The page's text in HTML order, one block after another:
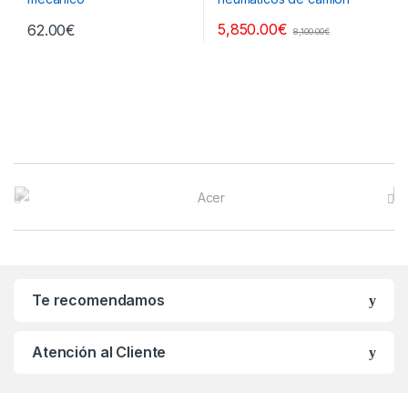
62.00€ 5,850.00€ 8,100.00€
Te recomendamos
Atención al Cliente